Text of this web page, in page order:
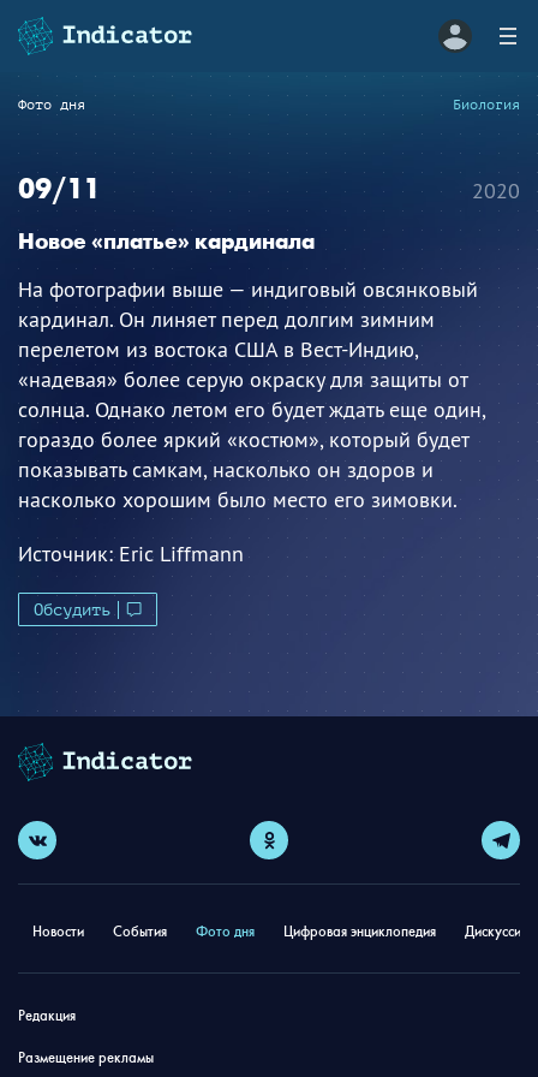
Фото дня Биология
09/11
Новое «платье» кардинала
На фотографии выше — индиговый овсянковый
кардинал. Он линяет перед долгим зимним
перелетом из востока США в Вест-Индию,
«надевая» более серую окраску для защиты от
солнца. Однако летом его будет ждать еще один,
гораздо более яркий «костюм», который будет
показывать самкам, насколько он здоров и
насколько хорошим было место его зимовки.
Источник:Eric Liffmann
Обсудить
2020
Новости События Фото дня Цифровая энциклопедия
Редакция
Размещение рекламы